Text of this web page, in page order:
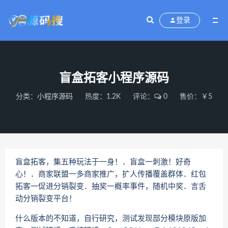
登录
盲盒拓客小程序源码
分类： 小程序源码 热度：1.2K 评论： 0 售价：￥5
盲盒拓客，集五种玩法于一身！．盲盒一刺激！好奇
心！．商家联盟一多商家推广，扩人传播覆盖群体．红包
拓客一促进分销裂变．抽奖一概率事件，随机中奖．言舌
动分销裂变平台！
什么版本的不知道，自行研究，测试发现部分模块原版加